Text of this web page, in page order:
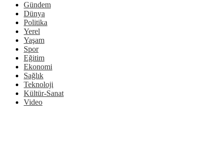
Gündem
Dünya
Politika
Yerel
Yaşam
Spor
Eğitim
Ekonomi
Sağlık
Teknoloji
Kültür-Sanat
Video